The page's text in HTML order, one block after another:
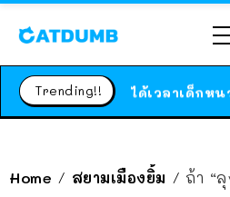
Trending!!
Home / สยามเมืองยิ้ม / ถ้า “ลุงตู่” ไปทำ